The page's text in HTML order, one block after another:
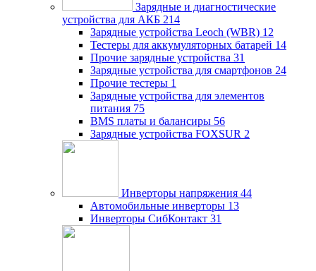
Зарядные и диагностические
устройства для АКБ 214
Зарядные устройства Leoch (WBR) 12
Тестеры для аккумуляторных батарей 14
Прочие зарядные устройства 31
Зарядные устройства для смартфонов 24
Прочие тестеры 1
Зарядные устройства для элементов
питания 75
BMS платы и балансиры 56
Зарядные устройства FOXSUR 2
Инверторы напряжения 44
Автомобильные инверторы 13
Инверторы СибКонтакт 31